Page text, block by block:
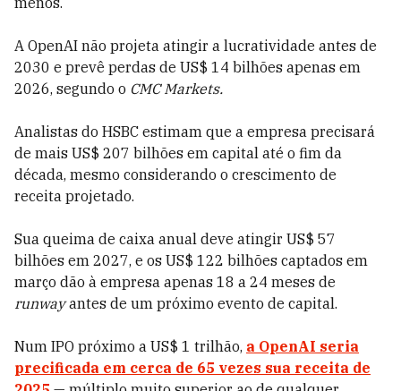
A OpenAI não projeta atingir a lucratividade antes de
2030 e prevê perdas de US$ 14 bilhões apenas em
2026, segundo o CMC Markets.
Analistas do HSBC estimam que a empresa precisará
de mais US$ 207 bilhões em capital até o fim da
década, mesmo considerando o crescimento de
receita projetado.
Sua queima de caixa anual deve atingir US$ 57
bilhões em 2027, e os US$ 122 bilhões captados em
março dão à empresa apenas 18 a 24 meses de
runwayantes de um próximo evento de capital.
Num IPO próximo a US$ 1 trilhão, a OpenAI seria
precificada em cerca de 65 vezes sua receita de